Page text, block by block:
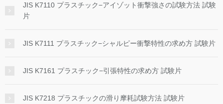
JIS K7110 プラスチック−アイゾット衝撃強さの試験方法 試験
片
JIS K7111 プラスチック−シャルピー衝撃特性の求め方 試験片
JIS K7161 プラスチック−引張特性の求め方 試験片
JIS K7218 プラスチックの滑り摩耗試験方法 試験片